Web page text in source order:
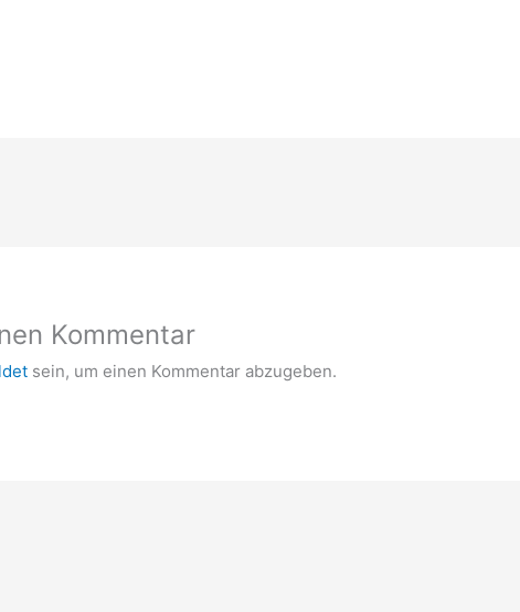
Kommentar
sein, um einen Kommentar abzugeben.